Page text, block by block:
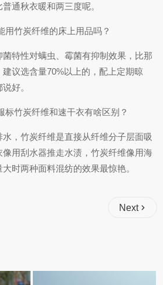
通秋衣暖和两三度呢。
用竹炭纤维的床上用品吗？
特性对螨虫、霉菌有抑制效果，比那
议选含量70%以上的，配上定期晾
好。
标竹炭纤维和速干衣有啥区别？
，竹炭纤维是直接从纤维分子层面吸
用刮水器推走水渍，竹炭纤维像用海
时两种面料混纺的效果最惊艳。
Next